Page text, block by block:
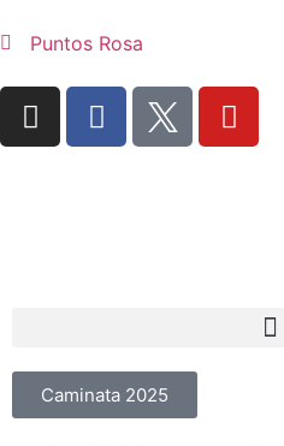
Puntos Rosa
Caminata 2025